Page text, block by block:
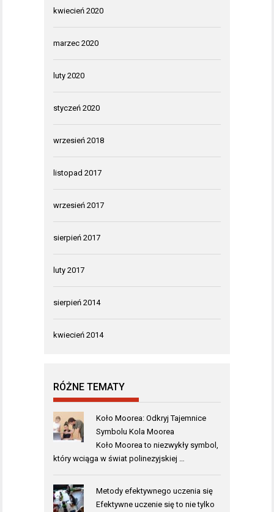
kwiecień 2020
marzec 2020
luty 2020
styczeń 2020
wrzesień 2018
listopad 2017
wrzesień 2017
sierpień 2017
luty 2017
sierpień 2014
kwiecień 2014
RÓŻNE TEMATY
Koło Moorea: Odkryj Tajemnice
Symbolu Kola Moorea
Koło Moorea to niezwykły symbol,
który wciąga w świat polinezyjskiej …
Metody efektywnego uczenia się
Efektywne uczenie się to nie tylko